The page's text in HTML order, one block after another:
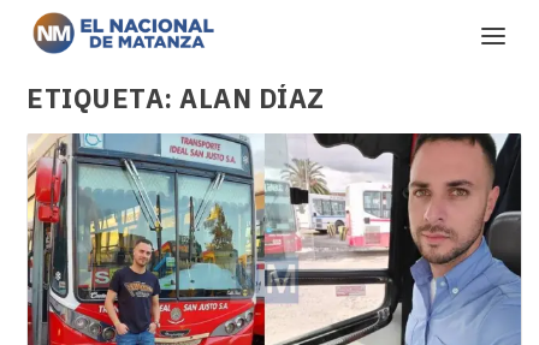
ETIQUETA:ALAN DÍAZ